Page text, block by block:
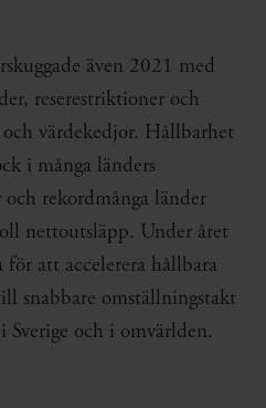
även 2021 med
reserestriktioner och
värdekedjor. Hållbarhet
i många länders
rekordmånga länder
nettoutsläpp. Under året
för att accelerera hållbara
snabbare omställningstakt
och i omvärlden.